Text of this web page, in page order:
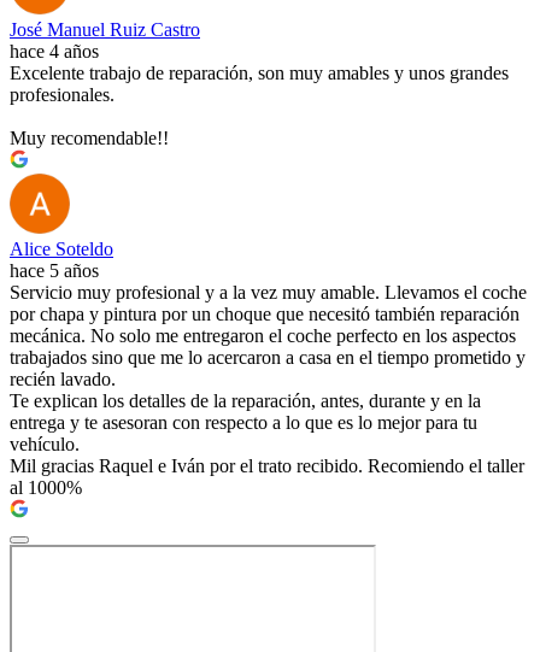
José Manuel Ruiz Castro
hace 4 años
Excelente trabajo de reparación, son muy amables y unos grandes
profesionales.
Muy recomendable!!
Alice Soteldo
hace 5 años
Servicio muy profesional y a la vez muy amable. Llevamos el coche
por chapa y pintura por un choque que necesitó también reparación
mecánica. No solo me entregaron el coche perfecto en los aspectos
trabajados sino que me lo acercaron a casa en el tiempo prometido y
recién lavado.
Te explican los detalles de la reparación, antes, durante y en la
entrega y te asesoran con respecto a lo que es lo mejor para tu
vehículo.
Mil gracias Raquel e Iván por el trato recibido. Recomiendo el taller
al 1000%